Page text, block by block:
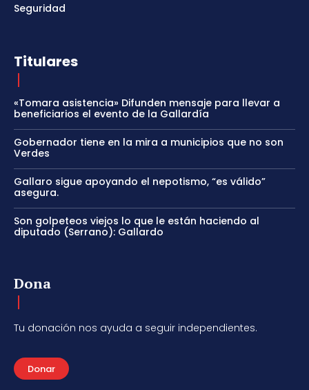
Seguridad
Titulares
«Tomara asistencia» Difunden mensaje para llevar a
beneficiarios el evento de la Gallardía
Gobernador tiene en la mira a municipios que no son
Verdes
Gallaro sigue apoyando el nepotismo, “es válido”
asegura.
Son golpeteos viejos lo que le están haciendo al
diputado (Serrano): Gallardo
Dona
Tu donación nos ayuda a seguir independientes.
Donar